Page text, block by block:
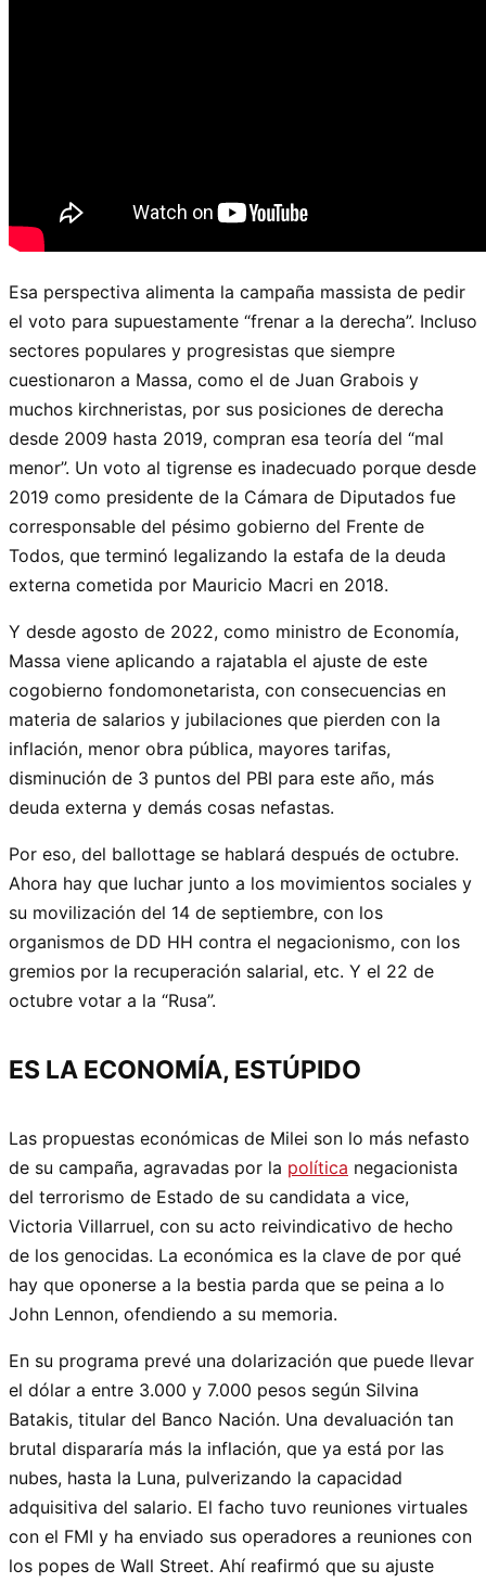
Esa perspectiva alimenta la campaña massista de pedir
el voto para supuestamente “frenar a la derecha”. Incluso
sectores populares y progresistas que siempre
cuestionaron a Massa, como el de Juan Grabois y
muchos kirchneristas, por sus posiciones de derecha
desde 2009 hasta 2019, compran esa teoría del “mal
menor”. Un voto al tigrense es inadecuado porque desde
2019 como presidente de la Cámara de Diputados fue
corresponsable del pésimo gobierno del Frente de
Todos, que terminó legalizando la estafa de la deuda
externa cometida por Mauricio Macri en 2018.
Y desde agosto de 2022, como ministro de Economía,
Massa viene aplicando a rajatabla el ajuste de este
cogobierno fondomonetarista, con consecuencias en
materia de salarios y jubilaciones que pierden con la
inflación, menor obra pública, mayores tarifas,
disminución de 3 puntos del PBI para este año, más
deuda externa y demás cosas nefastas.
Por eso, del ballottage se hablará después de octubre.
Ahora hay que luchar junto a los movimientos sociales y
su movilización del 14 de septiembre, con los
organismos de DD HH contra el negacionismo, con los
gremios por la recuperación salarial, etc. Y el 22 de
octubre votar a la “Rusa”.
ES LA ECONOMÍA, ESTÚPIDO
Las propuestas económicas de Milei son lo más nefasto
de su campaña, agravadas por la política negacionista
del terrorismo de Estado de su candidata a vice,
Victoria Villarruel, con su acto reivindicativo de hecho
de los genocidas. La económica es la clave de por qué
hay que oponerse a la bestia parda que se peina a lo
John Lennon, ofendiendo a su memoria.
En su programa prevé una dolarización que puede llevar
el dólar a entre 3.000 y 7.000 pesos según Silvina
Batakis, titular del Banco Nación. Una devaluación tan
brutal dispararía más la inflación, que ya está por las
nubes, hasta la Luna, pulverizando la capacidad
adquisitiva del salario. El facho tuvo reuniones virtuales
con el FMI y ha enviado sus operadores a reuniones con
los popes de Wall Street. Ahí reafirmó que su ajuste